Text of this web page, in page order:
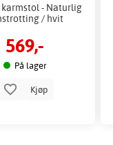
- Naturlig
/ hvit
569,-
På lager
Kjøp